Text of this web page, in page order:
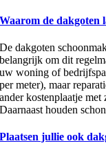
Waarom de dakgoten
De dakgoten
belangrijk om dit
uw woning of
per meter), maar
ander kostenplaatje
Daarnaast houden
Plaatsen jullie ook